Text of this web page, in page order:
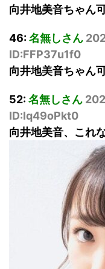
向井地美音ちゃん
46:名無しさん
ID:FFP37u1f0
向井地美音ちゃん
52:名無しさん
ID:Iq49oPkt0
向井地美音、これ